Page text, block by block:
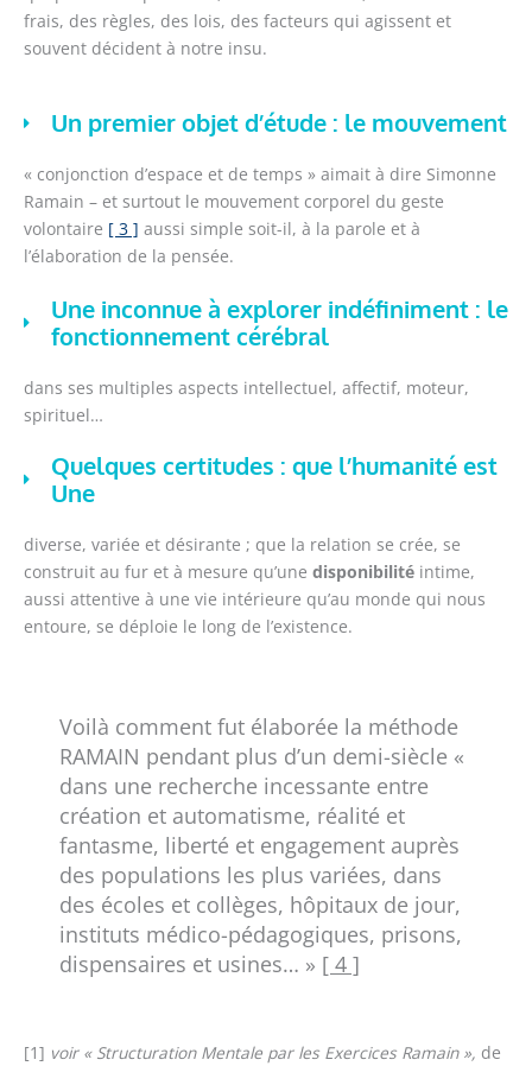
frais, des règles, des lois, des facteurs qui agissent et
souvent décident à notre insu.
Un premier objet d’étude : le mouvement
« conjonction d’espace et de temps » aimait à dire Simonne
Ramain – et surtout le mouvement corporel du geste
volontaire [ 3 ] aussi simple soit-il, à la parole et à
l’élaboration de la pensée.
Une inconnue à explorer indéfiniment : le
fonctionnement cérébral
dans ses multiples aspects intellectuel, affectif, moteur,
spirituel…
Quelques certitudes : que l’humanité est
Une
diverse, variée et désirante ; que la relation se crée, se
construit au fur et à mesure qu’une disponibilité intime,
aussi attentive à une vie intérieure qu’au monde qui nous
entoure, se déploie le long de l’existence.
Voilà comment fut élaborée la méthode
RAMAIN pendant plus d’un demi-siècle «
dans une recherche incessante entre
création et automatisme, réalité et
fantasme, liberté et engagement auprès
des populations les plus variées, dans
des écoles et collèges, hôpitaux de jour,
instituts médico-pédagogiques, prisons,
dispensaires et usines… » [ 4 ]
[1] voir « Structuration Mentale par les Exercices Ramain », de